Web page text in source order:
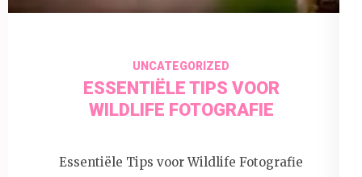
UNCATEGORIZED
ESSENTIËLE TIPS VOOR
WILDLIFE FOTOGRAFIE
Essentiële Tips voor Wildlife Fotografie